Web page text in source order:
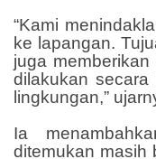
“Kami
ke lapangan.
juga
dilakukan
lingkungan,”
Ia
ditemukan masih